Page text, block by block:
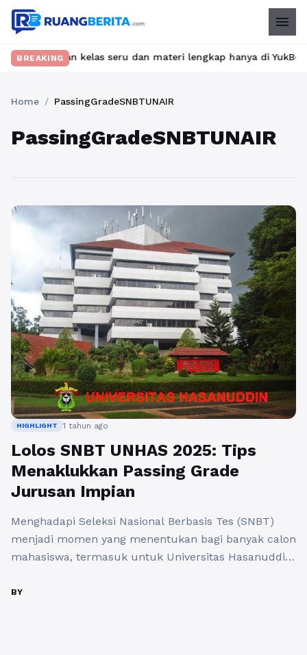
menu
BREAKINGkelas seru dan materi lengkap hanya di
Home / PassingGradeSNBTUNAIR
PassingGradeSNBTUNAIR
HIGHLIGHT 1 tahun ago
Lolos SNBT UNHAS 2025: Tips
Menaklukkan Passing Grade
Jurusan Impian
Menghadapi Seleksi Nasional Berbasis Tes (SNBT)
menjadi momen yang menentukan bagi banyak calon
mahasiswa, termasuk untuk Universitas Hasanuddin
terbesar dalam SNBT UNHAS adalah mencapai
BY